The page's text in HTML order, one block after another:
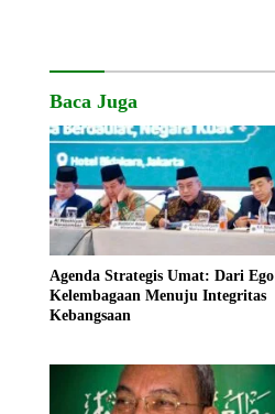
Baca Juga
Agenda Strategis Umat: Dari Ego
Kelembagaan Menuju Integritas
Kebangsaan